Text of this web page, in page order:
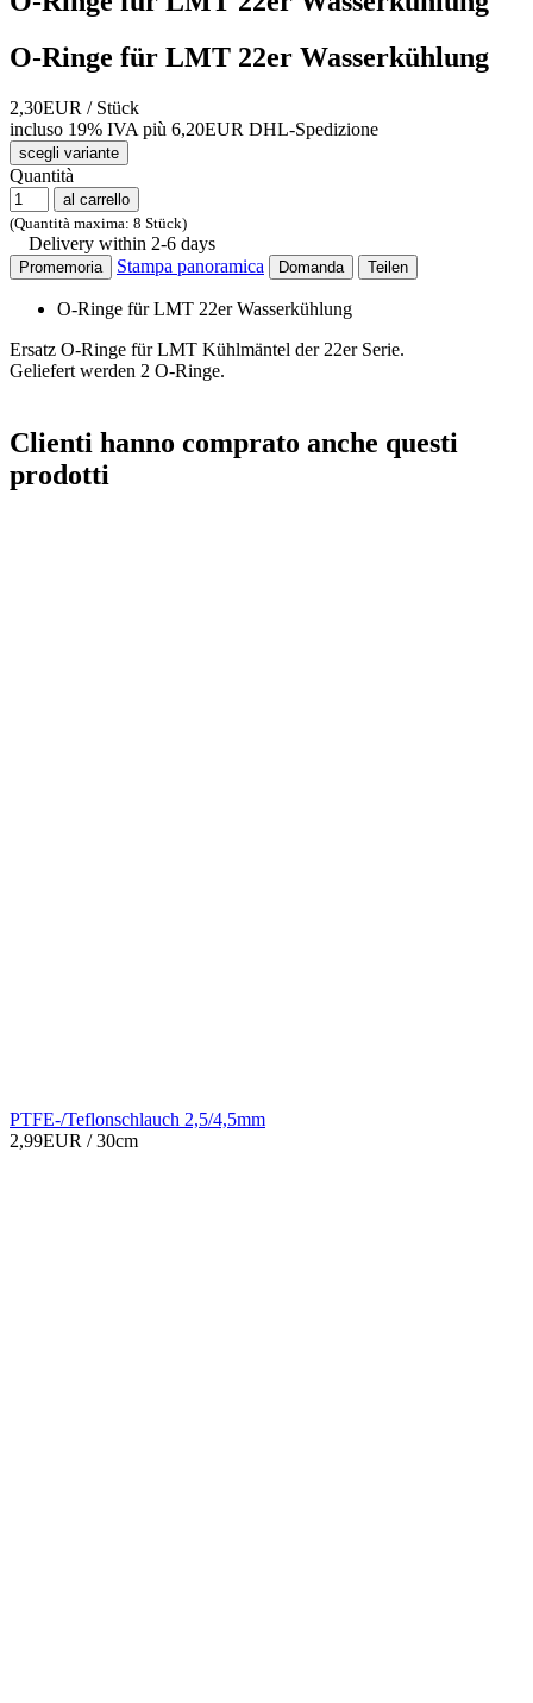
O-Ringe für LMT 22er Wasserkühlung
2,30EUR / Stück
incluso 19% IVA più 6,20EUR DHL-Spedizione
scegli variante
Quantità
al carrello
(Quantità maxima: 8 Stück)
Delivery within 2-6 days
Promemoria Stampa panoramica Domanda Teilen
O-Ringe für LMT 22er Wasserkühlung
Ersatz O-Ringe für LMT Kühlmäntel der 22er Serie.
Geliefert werden 2 O-Ringe.
Clienti hanno comprato anche questi
prodotti
PTFE-/Teflonschlauch 2,5/4,5mm
2,99EUR / 30cm